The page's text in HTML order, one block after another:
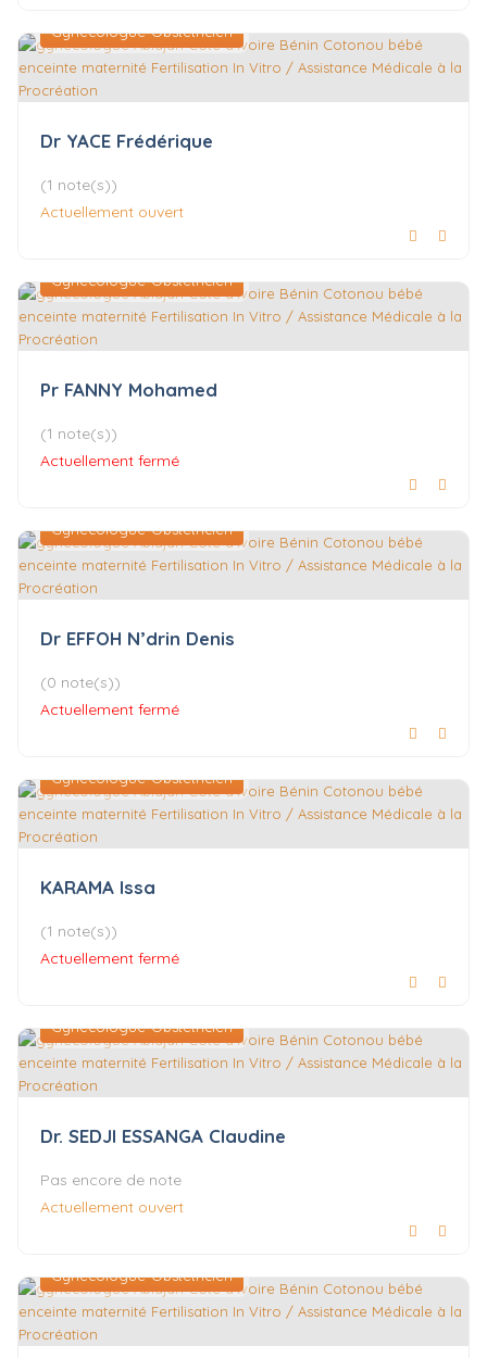
Gynécologue-Obstétricien
Dr YACE Frédérique
(1 note(s))
Actuellement ouvert
Gynécologue-Obstétricien
Pr FANNY Mohamed
(1 note(s))
Actuellement fermé
Gynécologue-Obstétricien
Dr EFFOH N’drin Denis
(0 note(s))
Actuellement fermé
Gynécologue-Obstétricien
KARAMA Issa
(1 note(s))
Actuellement fermé
Gynécologue-Obstétricien
Dr. SEDJI ESSANGA Claudine
Pas encore de note
Actuellement ouvert
Gynécologue-Obstétricien